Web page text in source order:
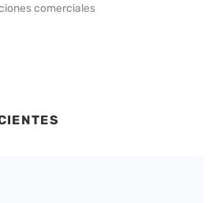
comerciales